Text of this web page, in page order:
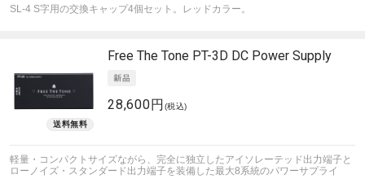
SL-4 S字用の交換キャップ4個セット。レッドカラー。
Free The Tone PT-3D DC Power Supply
28,600円 (税込)
軽量・コンパクトサイズながら、完全に独立したアイソレーテッド出力端子と
ローノイズ・スタンダード出力端子を装備した最大8系統のパワーサプライ